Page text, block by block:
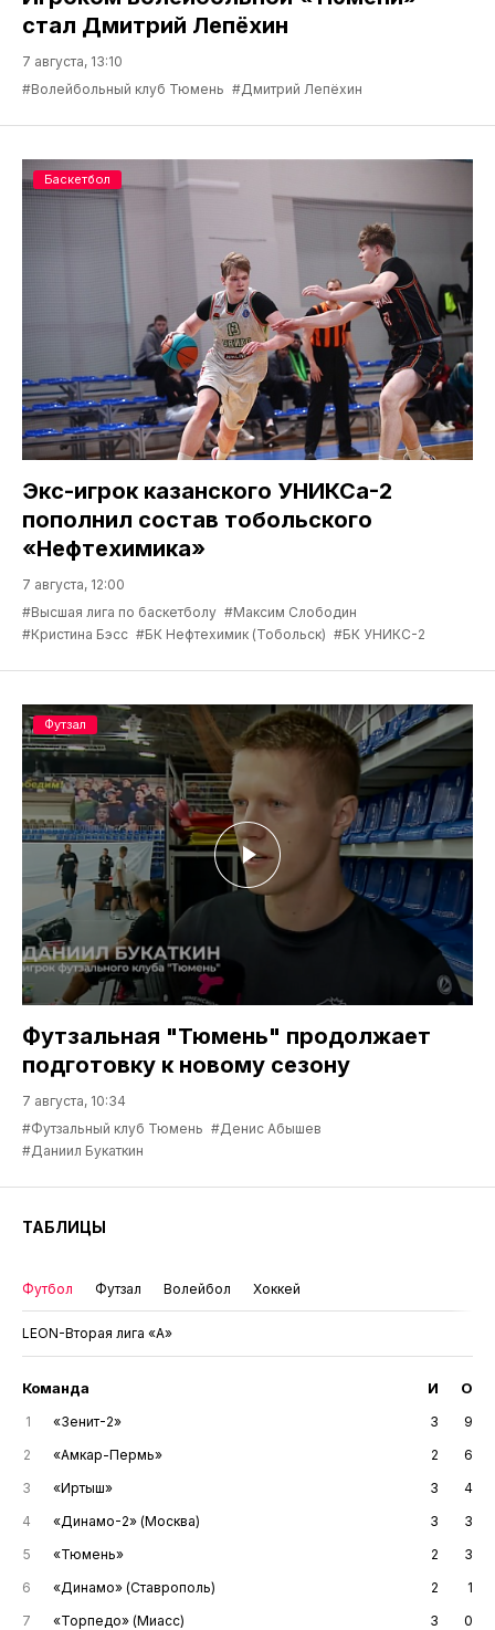
стал Дмитрий Лепёхин
7 августа, 13:10
#Волейбольный клуб Тюмень #Дмитрий Лепёхин
Экс-игрок казанского УНИКСа-2
пополнил состав тобольского
«Нефтехимика»
7 августа, 12:00
#Высшая лига по баскетболу #Максим Слободин
#Кристина Бэсс #БК Нефтехимик (Тобольск) #БК УНИКС-2
Баскетбол
Футзальная "Тюмень" продолжает
подготовку к новому сезону
7 августа, 10:34
#Футзальный клуб Тюмень #Денис Абышев
#Даниил Букаткин
Футзал
ТАБЛИЦЫ
Футбол Футзал Волейбол Хоккей
LEON-Вторая лига «А»
Команда И О
1 «Зенит-2» 3
9
2
«Амкар-Пермь» 2
6
3
«Иртыш» 3
4
4
«Динамо-2» (Москва) 3
3
5
«Тюмень» 2
3
6
«Динамо» (Ставрополь) 2
1
7
«Торпедо» (Миасс) 3 0